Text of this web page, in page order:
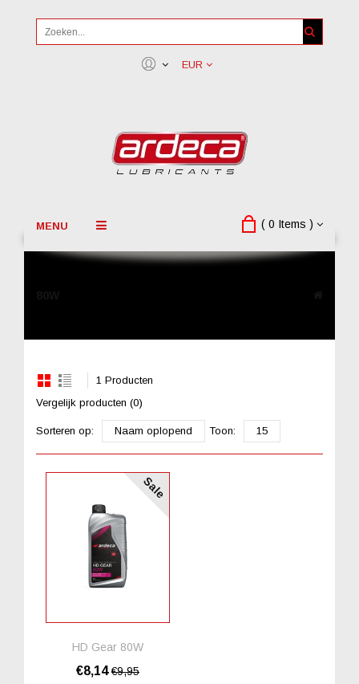
EUR
MENU ( 0 Items )
1 Producten
Vergelijk producten (0)
Sorteren op: Naam oplopend Toon: 15
Sale
HD Gear 80W
€8,14€9,95